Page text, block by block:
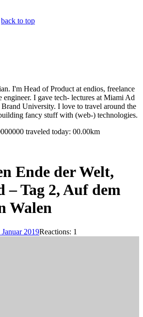
back to top
I'm Head of Product at endios, freelance
engineer. I gave tech- lectures at Miami Ad
University. I love to travel around the
fancy stuff with (web-) technologies.
traveled today: 00.00km
Ende der Welt,
– Tag 2, Auf dem
Walen
Januar 2019Reactions: 1